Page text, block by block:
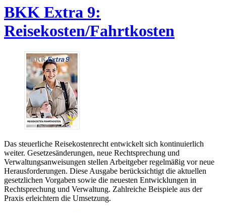
BKK Extra 9:
Reisekosten/Fahrtkosten
Das steuerliche Reisekostenrecht entwickelt sich kontinuierlich
weiter. Gesetzesänderungen, neue Rechtsprechung und
Verwaltungsanweisungen stellen Arbeitgeber regelmäßig vor neue
Herausforderungen. Diese Ausgabe berücksichtigt die aktuellen
gesetzlichen Vorgaben sowie die neuesten Entwicklungen in
Rechtsprechung und Verwaltung. Zahlreiche Beispiele aus der
Praxis erleichtern die Umsetzung.